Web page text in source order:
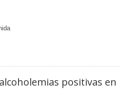
positivas en